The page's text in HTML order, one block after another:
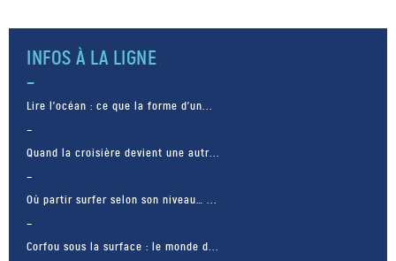
INFOS À LA LIGNE
Lire l’océan : ce que la forme d’un...
Quand la croisière devient une autr...
Où partir surfer selon son niveau… ...
Corfou sous la surface : le monde d...